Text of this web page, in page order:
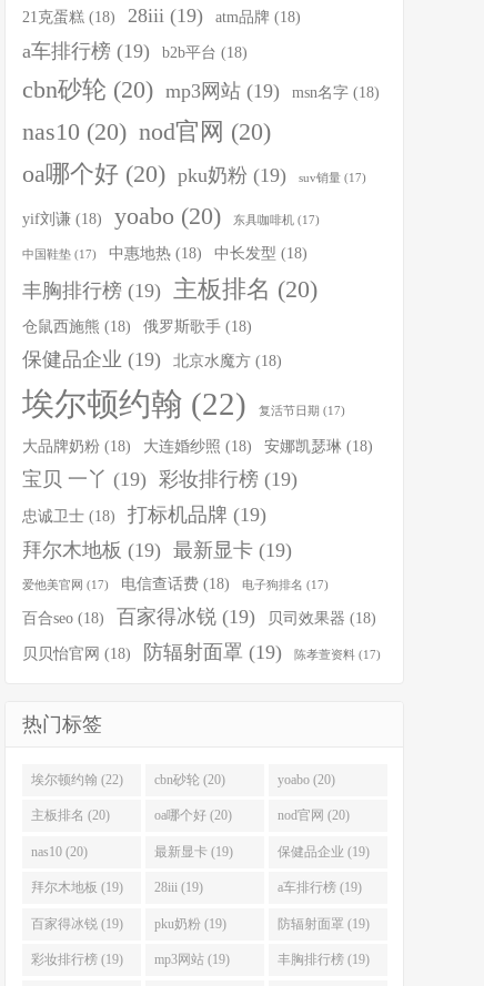
21克蛋糕 (18) 28iii (19) atm品牌 (18)
a车排行榜 (19) b2b平台 (18)
cbn砂轮 (20) mp3网站 (19) msn名字 (18)
nas10 (20) nod官网 (20)
oa哪个好 (20) pku奶粉 (19) suv销量 (17)
yif刘谦 (18) yoabo (20) 东具咖啡机 (17)
中国鞋垫 (17) 中惠地热 (18) 中长发型 (18)
丰胸排行榜 (19) 主板排名 (20)
仓鼠西施熊 (18) 俄罗斯歌手 (18)
保健品企业 (19) 北京水魔方 (18)
埃尔顿约翰 (22) 复活节日期 (17)
大品牌奶粉 (18) 大连婚纱照 (18) 安娜凯瑟琳 (18)
宝贝 一丫 (19) 彩妆排行榜 (19)
忠诚卫士 (18) 打标机品牌 (19)
拜尔木地板 (19) 最新显卡 (19)
爱他美官网 (17) 电信查话费 (18) 电子狗排名 (17)
百合seo (18) 百家得冰锐 (19) 贝司效果器 (18)
贝贝怡官网 (18) 防辐射面罩 (19) 陈孝萱资料 (17)
热门标签
埃尔顿约翰 (22) cbn砂轮 (20) yoabo (20)
主板排名 (20) oa哪个好 (20) nod官网 (20)
nas10 (20) 最新显卡 (19) 保健品企业 (19)
拜尔木地板 (19) 28iii (19) a车排行榜 (19)
百家得冰锐 (19) pku奶粉 (19) 防辐射面罩 (19)
彩妆排行榜 (19) mp3网站 (19) 丰胸排行榜 (19)